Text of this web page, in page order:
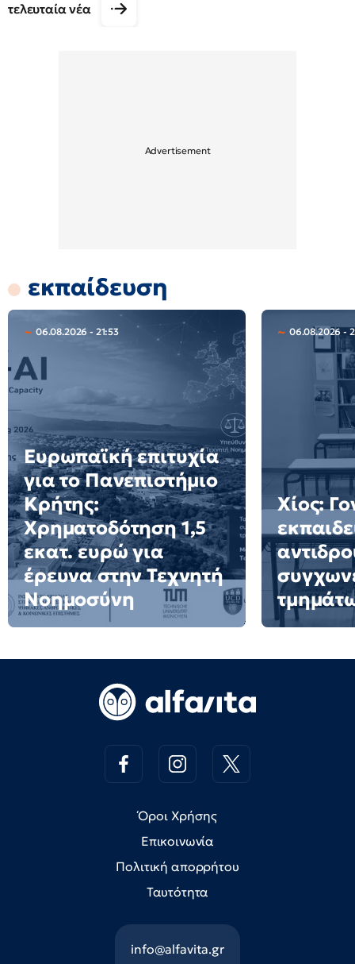
τελευταία νέα
εκπαίδευση
06.08.2026 - 21:53
Ευρωπαϊκή επιτυχία
για το Πανεπιστήμιο
Κρήτης:
Χρηματοδότηση 1,5
εκατ. ευρώ για
έρευνα στην Τεχνητή
Νοημοσύνη
06.08.2026 -
Χίος:
Όροι Χρήσης
Επικοινωνία
Πολιτική απορρήτου
Ταυτότητα
info@alfavita.gr